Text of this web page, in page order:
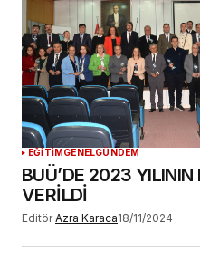
YORUM GÖNDER
EĞİTİMGENELGÜNDEM
BUÜ’DE 2023
VERİLDİ
Editör Azra Karaca18/11/2024